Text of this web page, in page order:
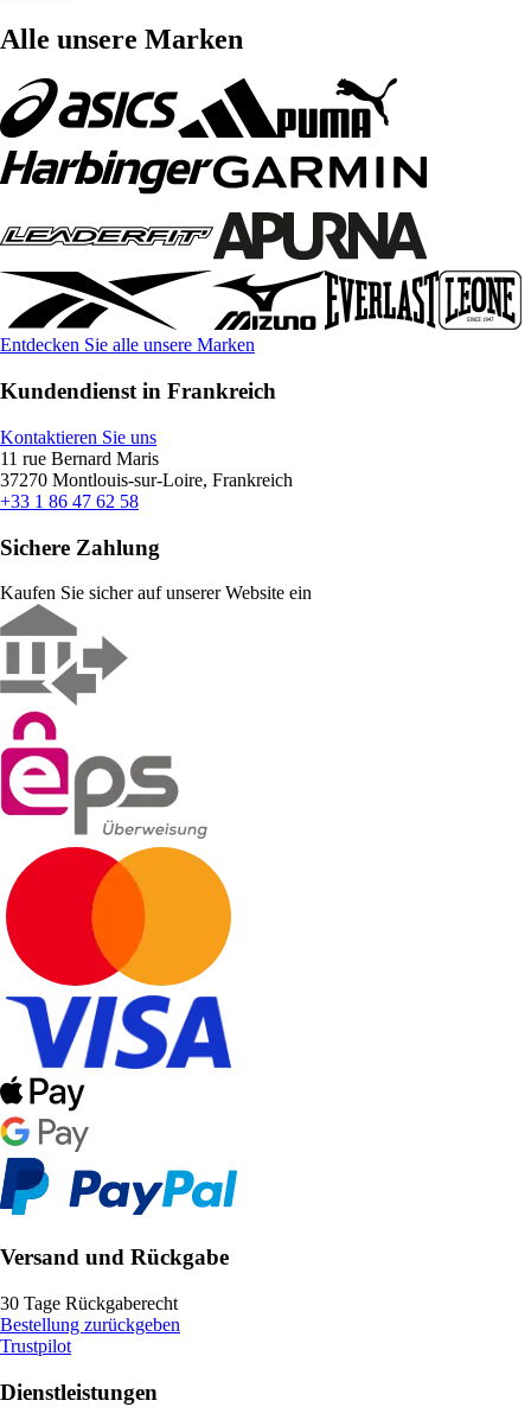
Alle unsere Marken
Entdecken Sie alle unsere Marken
Kundendienst in Frankreich
Kontaktieren Sie uns
11 rue Bernard Maris
37270 Montlouis-sur-Loire, Frankreich
+33 1 86 47 62 58
Sichere Zahlung
Kaufen Sie sicher auf unserer Website ein
Versand und Rückgabe
30 Tage Rückgaberecht
Bestellung zurückgeben
Trustpilot
Dienstleistungen